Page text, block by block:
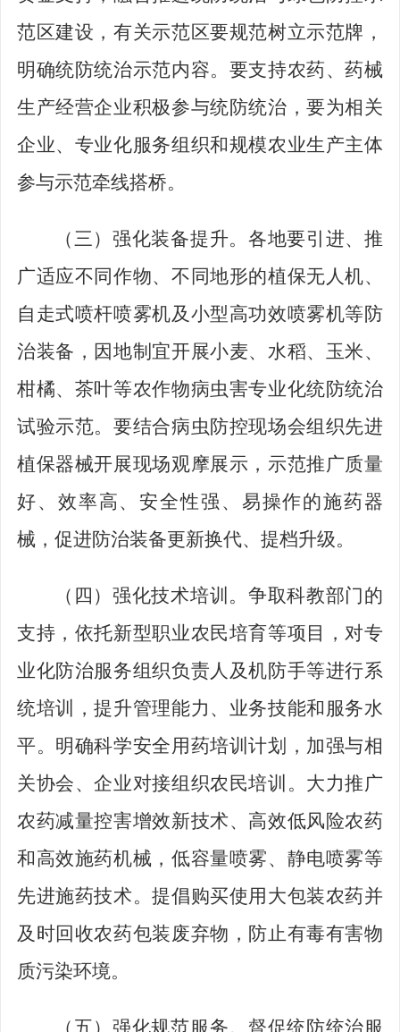
范区建设，有关示范区要规范树立示范牌，
明确统防统治示范内容。要支持农药、药械
生产经营企业积极参与统防统治，要为相关
企业、专业化服务组织和规模农业生产主体
参与示范牵线搭桥。
（三）强化装备提升。 各地要引进、推
广适应不同作物、不同地形的植保无人机、
自走式喷杆喷雾机及小型高功效喷雾机等防
治装备，因地制宜开展小麦、水稻、玉米、
柑橘、茶叶等农作物病虫害专业化统防统治
试验示范。要结合病虫防控现场会组织先进
植保器械开展现场观摩展示，示范推广质量
好、效率高、安全性强、易操作的施药器
械，促进防治装备更新换代、提档升级。
（四）强化技术培训。 争取科教部门的
支持，依托新型职业农民培育等项目，对专
业化防治服务组织负责人及机防手等进行系
统培训，提升管理能力、业务技能和服务水
平。明确科学安全用药培训计划，加强与相
关协会、企业对接组织农民培训。大力推广
农药减量控害增效新技术、高效低风险农药
和高效施药机械，低容量喷雾、静电喷雾等
先进施药技术。提倡购买使用大包装农药并
及时回收农药包装废弃物，防止有毒有害物
质污染环境。
（五）强化规范服务。 督促统防统治服